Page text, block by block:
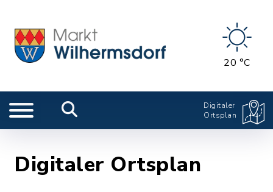
20 °C
Digitaler
Ortsplan
Digitaler Ortsplan